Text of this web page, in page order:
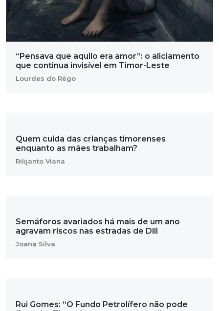
“Pensava que aquilo era amor”: o aliciamento
que continua invisível em Timor-Leste
Lourdes do Rêgo
Quem cuida das crianças timorenses
enquanto as mães trabalham?
Rilijanto Viana
Semáforos avariados há mais de um ano
agravam riscos nas estradas de Díli
Joana Silva
Rui Gomes: “O Fundo Petrolífero não pode